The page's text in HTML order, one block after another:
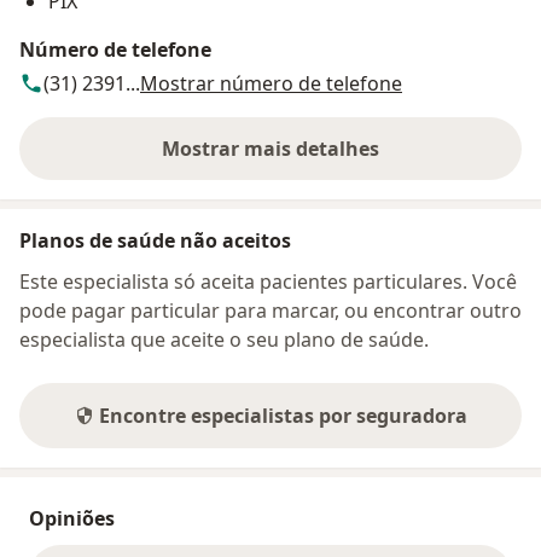
Número de telefone
(31) 2391...Mostrar número de telefone
Mostrar mais detalhes
sobre o endereço
Planos de saúde não aceitos
Este especialista só aceita pacientes particulares. Você
pode pagar particular para marcar, ou encontrar outro
especialista que aceite o seu plano de saúde.
Encontre especialistas por seguradora
Opiniões